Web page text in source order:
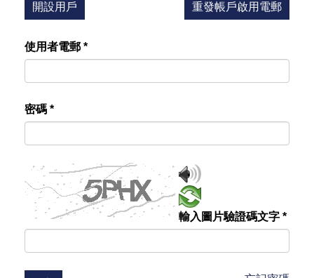
開設用戶 重發帳戶啟用電郵
使用者電郵 *
密碼 *
輸入圖片驗證碼文字 *